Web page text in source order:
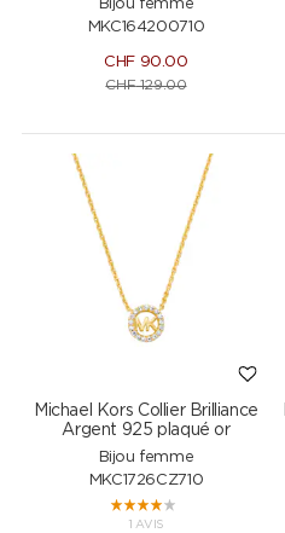
Bijou femme
MKC164200710
CHF 90.00
CHF129.00
Michael Kors Collier Brilliance
Argent 925 plaqué or
Bijou femme
MKC1726CZ710
1 AVIS